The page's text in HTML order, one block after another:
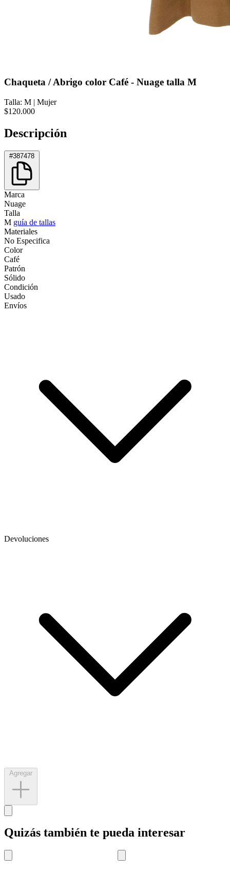
Chaqueta / Abrigo color Café - Nuage talla M
Talla: M | Mujer
$120.000
Descripción
#387478
Marca
Nuage
Talla
M guía de tallas
Materiales
No Especifica
Color
Café
Patrón
Sólido
Condición
Usado
Envíos
Devoluciones
Quizás también te pueda interesar